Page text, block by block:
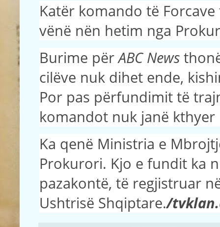
Katër komando të
vënë nën hetim nga
Burime për ABC News
cilëve nuk dihet ende,
Por pas përfundimit të
komandot nuk janë kthyer
Ka qenë Ministria e
Prokurori. Kjo e fundit ka
pazakontë, të regjistruar
Ushtrisë Shqiptare./